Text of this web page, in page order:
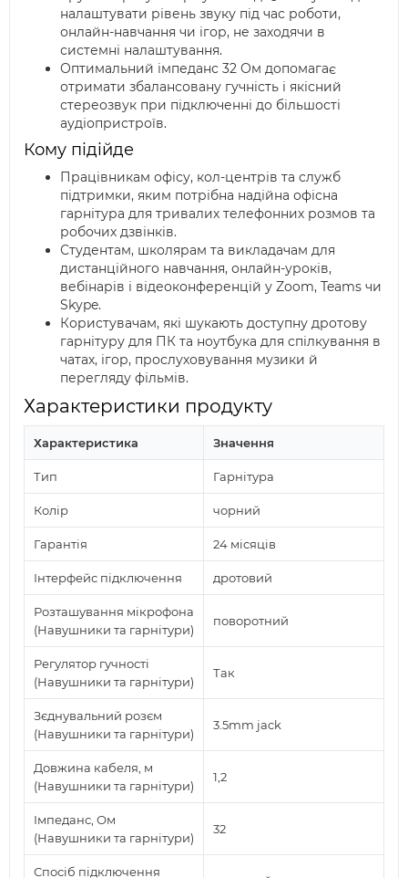
налаштувати рівень звуку під час роботи,
онлайн-навчання чи ігор, не заходячи в
системні налаштування.
Оптимальний імпеданс 32 Ом допомагає
отримати збалансовану гучність і якісний
стереозвук при підключенні до більшості
аудіопристроїв.
Кому підійде
Працівникам офісу, кол-центрів та служб
підтримки, яким потрібна надійна офісна
гарнітура для тривалих телефонних розмов та
робочих дзвінків.
Студентам, школярам та викладачам для
дистанційного навчання, онлайн-уроків,
вебінарів і відеоконференцій у Zoom, Teams чи
Skype.
Користувачам, які шукають доступну дротову
гарнітуру для ПК та ноутбука для спілкування в
чатах, ігор, прослуховування музики й
перегляду фільмів.
Характеристики продукту
Характеристика Значення
Тип Гарнітура
Колір чорний
Гарантія 24 місяців
Інтерфейс підключення дротовий
Розташування мікрофона
(Навушники та гарнітури)
поворотний
Регулятор гучності
(Навушники та гарнітури)
Так
Зєднувальний розєм
(Навушники та гарнітури)
3.5mm jack
Довжина кабеля, м
(Навушники та гарнітури)
1,2
Імпеданс, Ом
(Навушники та гарнітури)
32
Спосіб підключення